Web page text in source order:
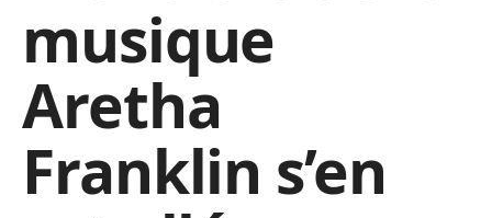
musique
Aretha
Franklin s’en